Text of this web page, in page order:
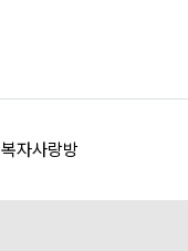
복자사랑방